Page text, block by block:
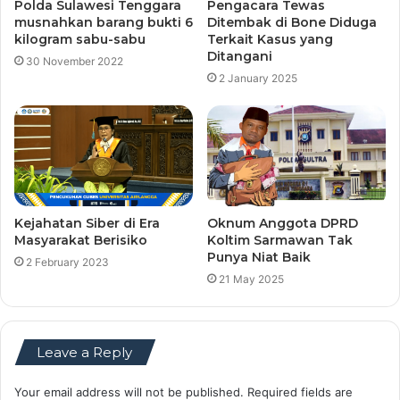
Polda Sulawesi Tenggara
musnahkan barang bukti 6
kilogram sabu-sabu
30 November 2022
Pengacara Tewas
Ditembak di Bone Diduga
Terkait Kasus yang
Ditangani
2 January 2025
Kejahatan Siber di Era
Masyarakat Berisiko
2 February 2023
Oknum Anggota DPRD
Koltim Sarmawan Tak
Punya Niat Baik
21 May 2025
Leave a Reply
Your email address will not be published. Required fields are